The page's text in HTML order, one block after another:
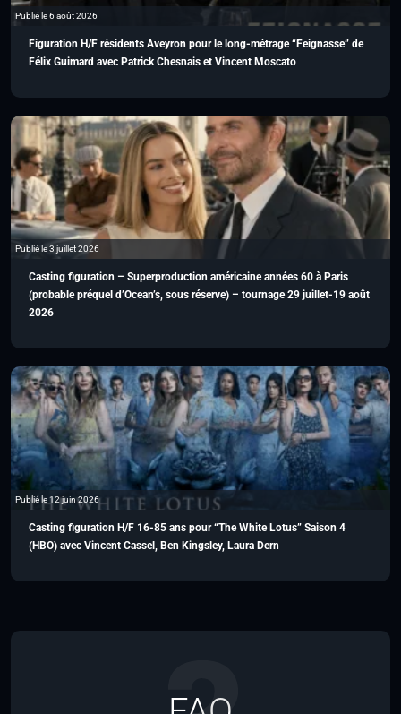
Publié le 6 août 2026
Figuration H/F résidents Aveyron pour le long-métrage “Feignasse” de
Félix Guimard avec Patrick Chesnais et Vincent Moscato
Publié le 3 juillet 2026
Casting figuration – Superproduction américaine années 60 à Paris
(probable préquel d’Ocean’s, sous réserve) – tournage 29 juillet-19 août
2026
Publié le 12 juin 2026
Casting figuration H/F 16-85 ans pour “The White Lotus” Saison 4
(HBO) avec Vincent Cassel, Ben Kingsley, Laura Dern